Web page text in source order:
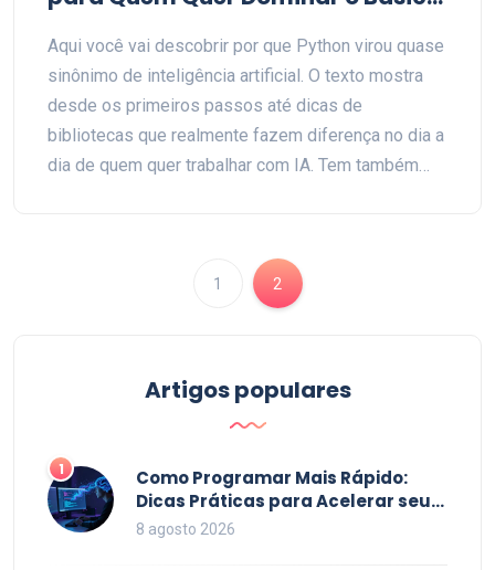
Aqui você vai descobrir por que Python virou quase
sinônimo de inteligência artificial. O texto mostra
desde os primeiros passos até dicas de
bibliotecas que realmente fazem diferença no dia a
dia de quem quer trabalhar com IA. Tem também
você pensa em seguir nessa área ou só quer
entender como carros autônomos e chatbots
funcionam, este artigo é pra você. Prepare-se para
1 2
Artigos populares
1
Como Programar Mais Rápido:
Dicas Práticas para Acelerar seu
Código em 2026
8 agosto 2026